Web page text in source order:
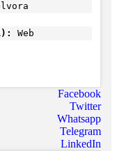
Web
Facebook
Twitter
Whatsapp
Telegram
LinkedIn